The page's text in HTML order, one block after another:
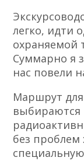
легко, идти
охраняемой
Суммарно я
нас повели
Маршрут для
выбираются
без проблем